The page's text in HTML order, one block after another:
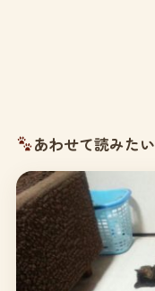
あわせて読みたい